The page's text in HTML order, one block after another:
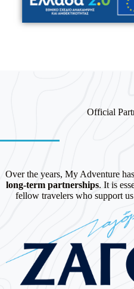
Official
Over the years, My Adventure
long-term partnerships. It is
fellow travelers who support